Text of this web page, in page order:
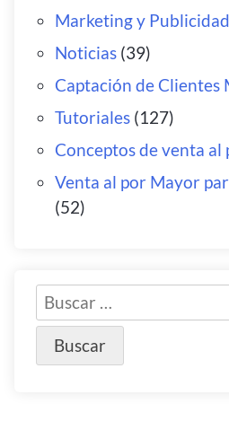
Marketing y Publicidad
Noticias(39)
Captación de Clientes
Tutoriales(127)
Conceptos de venta al
Venta al por Mayor
(52)